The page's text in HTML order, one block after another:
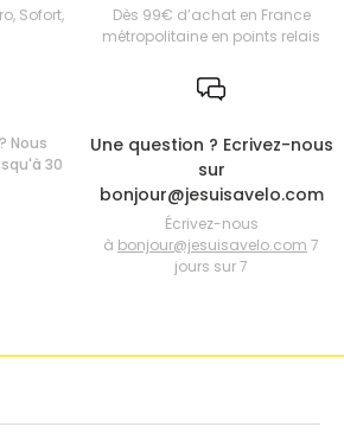
Sofort,
Dès 99€ d’achat en France
métropolitaine en points relais
Nous
30
Une question ? Ecrivez-nous
sur
bonjour@jesuisavelo.com
Écrivez-nous
à bonjour@jesuisavelo.com 7
jours sur 7